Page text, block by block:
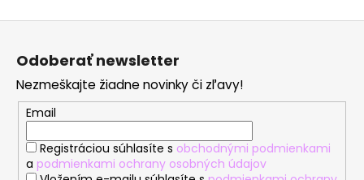
Z
Odoberať newsletter
Nezmeškajte žiadne novinky či zľavy!
Email
Registráciou súhlasíte s obchodnými podmienkami
a podmienkami ochrany osobných údajov